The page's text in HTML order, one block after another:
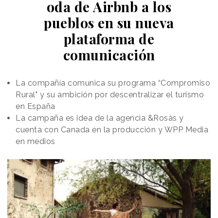
inteligentes que intervienen físicamente en el
de IA se desplegó
en interfaces
conversacionales,
la siguiente
podría tener
humanoides
La inteligencia artificial
generativa ha transformado
conocimiento y la
producción de contenidos,
territorio económico todavía
más amplio: la
automatización del
ola de IA se desplegó en
interfaces conversacionales,
copilotos y herramientas
digitales, la siguiente podría
tener forma de brazos robóticos, humanoides
oda de Airbnb a los
pueblos en su nueva
plataforma de
comunicación
La compañía comunica su programa “Compromiso
Rural" y su ambición por descentralizar el turismo
en España
La campaña es idea de la agencia &Rosàs y
cuenta con Canada en la producción y WPP Media
en medios